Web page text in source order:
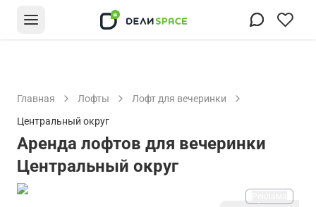
Главная Лофты
Лофт для вечеринки
Центральный округ
Аренда лофтов для вечеринки
Центральный округ